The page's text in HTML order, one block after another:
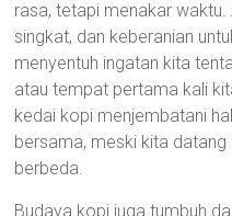
rasa, tetapi menakar
singkat, dan keberanian
menyentuh ingatan kita
atau tempat pertama kali
kedai kopi menjembatani
bersama, meski kita
berbeda.
Budaya kopi juga tumbuh